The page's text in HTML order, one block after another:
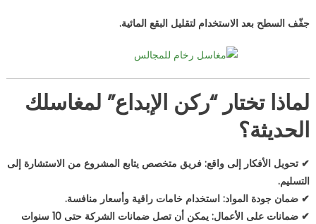
جفّف السطح بعد الاستخدام لتقليل البقع المائية.
لماذا تختار “ركن الإبداع” لمغاسلك
الحديثة؟
✔ تحويل الأفكار إلى واقع: فريق متخصص يتابع المشروع من الاستشارة إلى
التسليم.
✔ ضمان جودة المواد: استخدام خامات راقية وأسعار منافسة.
✔ ضمانات على الأعمال: يمكن أن تصل ضمانات الشركة حتى 10 سنوات